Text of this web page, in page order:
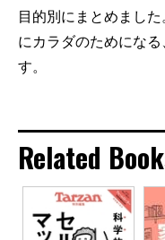
目的別にまとめまし
にカラダのためにな
す。
Related